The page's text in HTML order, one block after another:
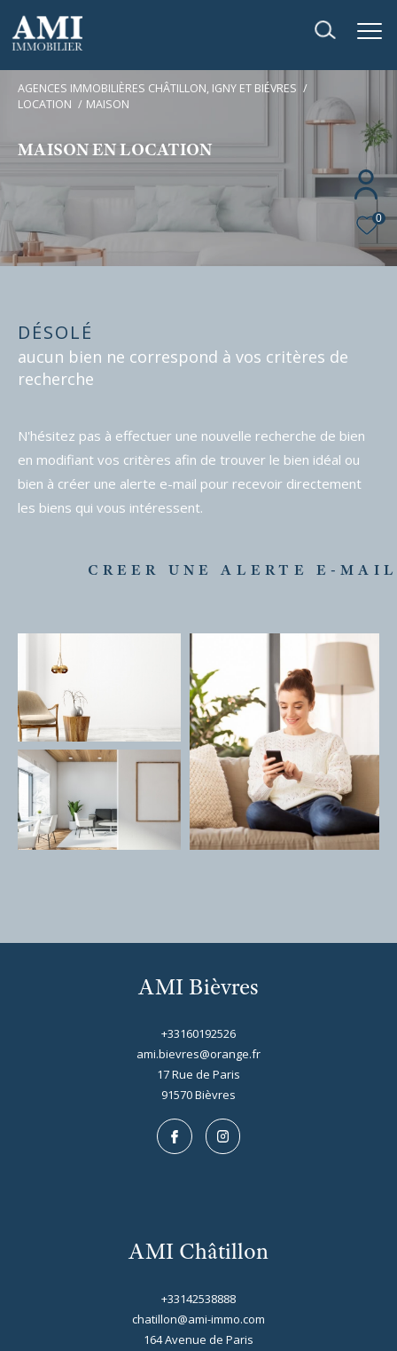
0
AGENCES IMMOBILIÈRES CHÂTILLON, IGNY ET BIÉVRES
LOCATION
MAISON
MAISON EN LOCATION
DÉSOLÉ
aucun bien ne correspond à vos critères de
recherche
N'hésitez pas à effectuer une nouvelle recherche de bien
en modifiant vos critères afin de trouver le bien idéal ou
bien à créer une alerte e-mail pour recevoir directement
les biens qui vous intéressent.
CREER UNE ALERTE E-
AMI Bièvres
+33160192526
ami.bievres@orange.fr
17 Rue de Paris
91570
bièvres
AMI Châtillon
+33142538888
chatillon@ami-immo.com
164 Avenue de Paris